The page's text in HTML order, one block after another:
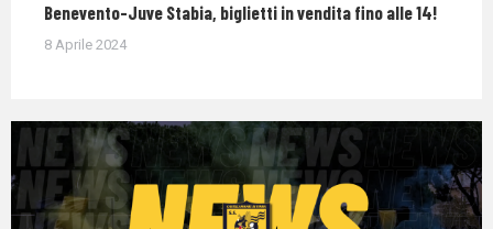
Benevento-Juve Stabia, biglietti in vendita fino alle 14!
8 Aprile 2024